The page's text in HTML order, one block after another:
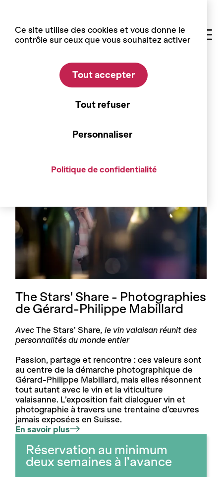
Visites et activités
l’exposition temporaire
The Stars' Share - Photographies
de Gérard-Philippe Mabillard
AvecThe Stars’ Share, le vin valaisan réunit des
personnalités du monde entier
Passion, partage et rencontre : ces valeurs sont
au centre de la démarche photographique de
Gérard-Philippe Mabillard, mais elles résonnent
tout autant avec le vin et la viticulture
valaisanne. L’exposition fait dialoguer vin et
photographie à travers une trentaine d’œuvres
jamais exposées en Suisse.
En savoir plus
Réservation au minimum
deux semaines à l’avance
Ce site utilise des cookies et vous donne le
contrôle sur ceux que vous souhaitez activer
Tout accepter
Tout refuser
Personnaliser
Politique de confidentialité